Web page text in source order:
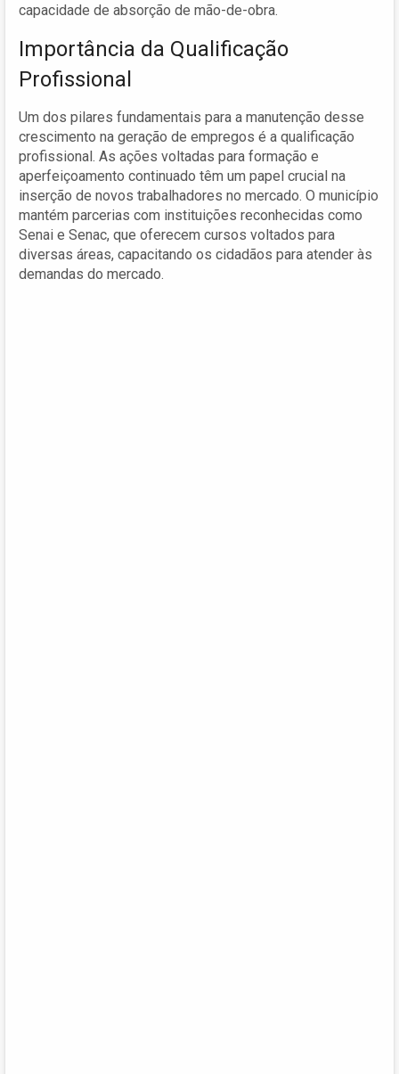
capacidade de absorção de mão-de-obra.
Importância da Qualificação
Profissional
Um dos pilares fundamentais para a manutenção desse
crescimento na geração de empregos é a qualificação
profissional. As ações voltadas para formação e
aperfeiçoamento continuado têm um papel crucial na
inserção de novos trabalhadores no mercado. O município
mantém parcerias com instituições reconhecidas como
Senai e Senac, que oferecem cursos voltados para
diversas áreas, capacitando os cidadãos para atender às
demandas do mercado.